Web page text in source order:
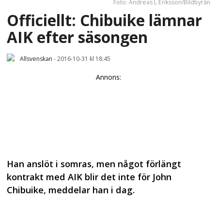
Foto: Andreas L Eriksson/Bildbyrån
Officiellt: Chibuike lämnar
AIK efter säsongen
Allsvenskan -2016-10-31 kl 18:45
Annons:
Han anslöt i somras, men något förlängt
kontrakt med AIK blir det inte för John
Chibuike, meddelar han i dag.